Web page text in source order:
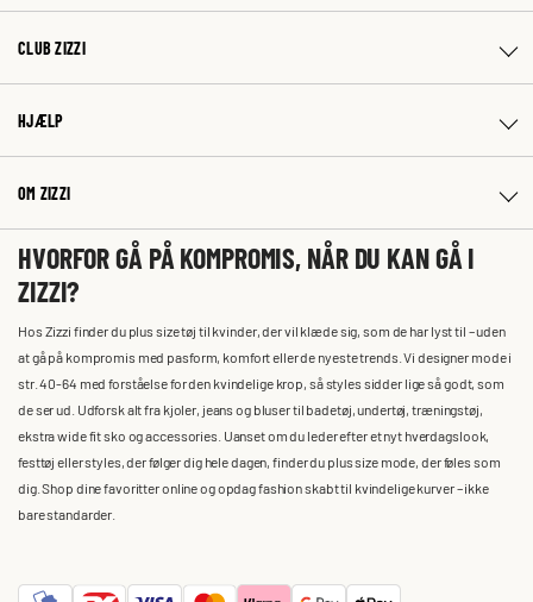
CLUB ZIZZI
HJÆLP
OM ZIZZI
HVORFOR GÅ PÅ KOMPROMIS, NÅR DU KAN GÅ I
ZIZZI?
Hos Zizzi finder du plus size tøj til kvinder, der vil klæde sig, som de har lyst til – uden
at gå på kompromis med pasform, komfort eller de nyeste trends. Vi designer mode i
str. 40-64 med forståelse for den kvindelige krop, så styles sidder lige så godt, som
de ser ud. Udforsk alt fra kjoler, jeans og bluser til badetøj, undertøj, træningstøj,
ekstra wide fit sko og accessories. Uanset om du leder efter et nyt hverdagslook,
festtøj eller styles, der følger dig hele dagen, finder du plus size mode, der føles som
dig. Shop dine favoritter online og opdag fashion skabt til kvindelige kurver – ikke
bare standarder.